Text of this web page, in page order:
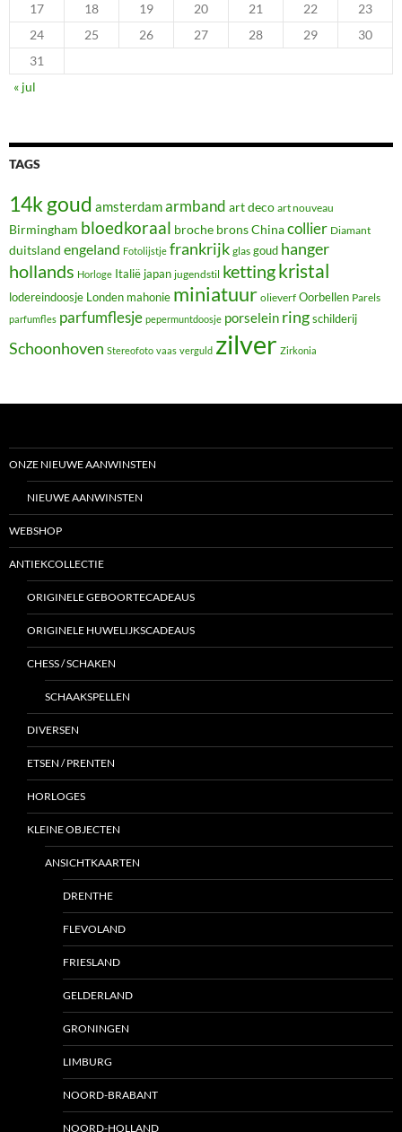
17
18 19 20 21 22
23
24
25 26 27 28 29
30
31
« jul
TAGS
14k goud amsterdamarmband art deco art nouveau
Birmingham bloedkoraal broche bronsChinacollier Diamant
duitsland engeland Fotolijstje frankrijk glas goud hanger
hollands Horloge Italië japan jugendstil kettingkristal
lodereindoosje Londen mahonie miniatuur olieverf Oorbellen Parels
parfumfles parfumflesje pepermuntdoosje porselein ringschilderij
Schoonhoven Stereofoto vaas verguld zilver Zirkonia
ONZE NIEUWE AANWINSTEN
NIEUWE AANWINSTEN
WEBSHOP
ANTIEKCOLLECTIE
ORIGINELE GEBOORTECADEAUS
ORIGINELE HUWELIJKSCADEAUS
CHESS / SCHAKEN
SCHAAKSPELLEN
DIVERSEN
ETSEN / PRENTEN
HORLOGES
KLEINE OBJECTEN
ANSICHTKAARTEN
DRENTHE
FLEVOLAND
FRIESLAND
GELDERLAND
GRONINGEN
LIMBURG
NOORD-BRABANT
NOORD-HOLLAND